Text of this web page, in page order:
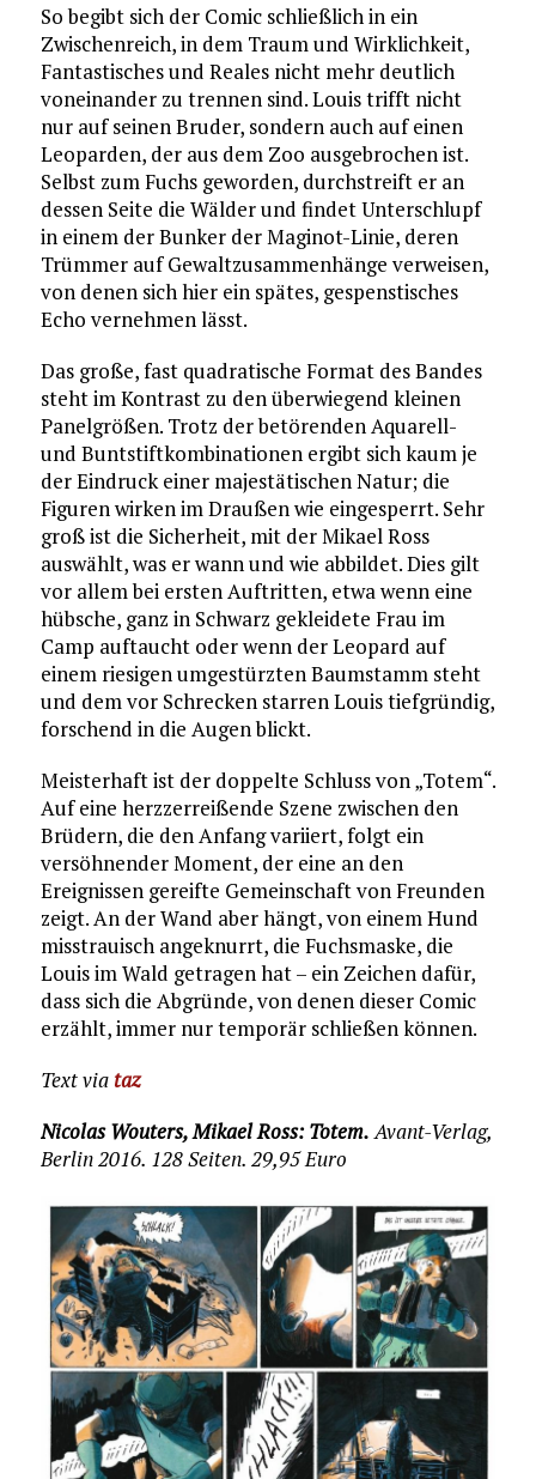
So begibt sich der Comic schließlich in ein
Zwischenreich, in dem Traum und Wirklichkeit,
Fantastisches und Reales nicht mehr deutlich
voneinander zu trennen sind. Louis trifft nicht
nur auf seinen Bruder, sondern auch auf einen
Leo­parden, der aus dem Zoo ausgebrochen ist.
Selbst zum Fuchs geworden, durchstreift er an
dessen Seite die Wälder und findet Unterschlupf
in einem der Bunker der Maginot-Linie, deren
Trümmer auf Gewaltzusammenhänge verweisen,
von denen sich hier ein spätes, gespenstisches
Echo vernehmen lässt.
Das große, fast quadratische Format des Bandes
steht im Kontrast zu den überwiegend kleinen
Panelgrößen. Trotz der betörenden Aquarell-
und Buntstiftkombinationen ergibt sich kaum je
der Eindruck einer majestätischen Natur; die
Figuren wirken im Draußen wie eingesperrt. Sehr
groß ist die Sicherheit, mit der Mikael Ross
auswählt, was er wann und wie abbildet. Dies gilt
vor allem bei ersten Auftritten, etwa wenn eine
hübsche, ganz in Schwarz gekleidete Frau im
Camp auftaucht oder wenn der Leopard auf
einem riesigen umgestürzten Baumstamm steht
und dem vor Schrecken starren Louis tiefgründig,
forschend in die Augen blickt.
Meisterhaft ist der doppelte Schluss von „Totem“.
Auf eine herzzerreißende Szene zwischen den
Brüdern, die den Anfang variiert, folgt ein
versöhnender Moment, der eine an den
Ereignissen gereifte Gemeinschaft von Freunden
zeigt. An der Wand aber hängt, von einem Hund
misstrauisch angeknurrt, die Fuchsmaske, die
Louis im Wald getragen hat – ein Zeichen dafür,
dass sich die Abgründe, von denen dieser Comic
erzählt, immer nur temporär schließen können.
Text via taz
Nicolas Wouters, Mikael Ross: Totem. Avant-Verlag,
Berlin 2016. 128 Seiten. 29,95 Euro